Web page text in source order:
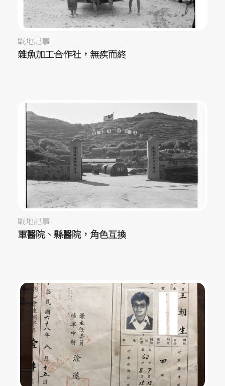
戰地記事
雜魚加工合作社，無疾而終
戰地記事
軍醫院、縣醫院，角色互換